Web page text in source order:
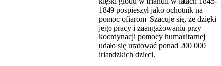
1849 pospieszył jako ochotnik na
pomoc ofiarom. Szacuje się, że dzięki
jego pracy i zaangażowaniu przy
koordynacji pomocy humanitarnej
udało się uratować ponad 200 000
irlandzkich dzieci.